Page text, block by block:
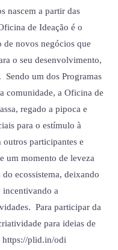
nascem a partir das
de Ideação é o
de novos negócios que
o seu desenvolvimento,
Sendo um dos Programas
comunidade, a Oficina de
regado a pipoca e
para o estímulo à
participantes e
um momento de leveza
ecossistema, deixando
incentivando a
Para participar da
para ideias de
https://plid.in/odi